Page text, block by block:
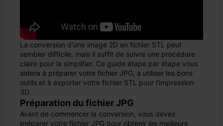
La conversion d'une image 2D en fichier STL peut
sembler difficile, mais il suffit de suivre une procédure
claire pour la simplifier. Ce guide étape par étape vous
aidera à préparer votre fichier JPG, à utiliser les bons
outils et à exporter votre fichier STL pour l'impression
3D.
Préparation du fichier JPG
Avant de commencer la conversion, vous devez
préparer votre fichier JPG pour obtenir les meilleurs